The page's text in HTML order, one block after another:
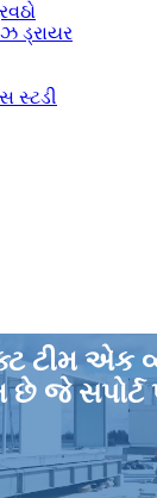
ડ્રાયર
સ્ટડી
ટીમ એક
જે સપોર્ટ